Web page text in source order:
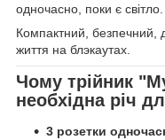
одночасно, поки є світло.
Компактний, безпечний,
життя на блэкаутах.
Чому трійник
необхідна річ
3 розетки